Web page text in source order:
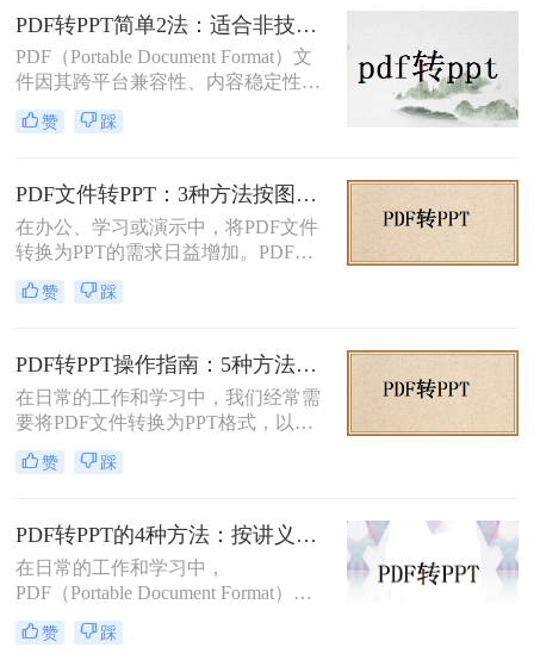
辑功能和动态展示效果。那么PDF如
何转PPT呢？本文将介绍三种将PDF
转换为PPT的方法，帮助您轻松完成
这一任务。
PDF转PPT简单2法：适合非技术用户的快速操作流程！
PDF（Portable Document Format）文
件因其跨平台兼容性、内容稳定性和
不易被篡改的特性，在文档分享、存
档和打印中得到了广泛应用。然而，
PPT（PowerPoint）格式，以便进行演
示、编辑或团队协作。那么PDF怎么
转换成PPT呢？本文将介绍两种将
PDF转换成PPT的方法。
赞 踩
PDF文件转PPT：3种方法按图文复杂度的转换精度排名！
在办公、学习或演示中，将PDF文件
转换为PPT的需求日益增加。PDF格
式虽然适合文档共享，但若需编辑或
重新排版内容，转换为PPT会更灵
本文将介绍几种简单实用的方法，帮
助您高效完成转换。
赞 踩
PDF转PPT操作指南：5种方法的具体操作流程和参数设置！
在日常的工作和学习中，我们经常需
要将PDF文件转换为PPT格式，以便
进行演示或编辑。PDF文件以其固定
格式和跨平台的优势而广受欢迎，但
和动态展示效果。那么pdf转ppt怎么
操作呢？本文将介绍五种将PDF转换
为PPT的方法，帮助您轻松完成这一
任务。
赞 踩
PDF转PPT的4种方法：按讲义、合同、报告3种文件类型选！
在日常的工作和学习中，
PDF（Portable Document Format）因
其格式稳定、跨平台兼容等优点而广
泛应用。然而，在某些场合下，我们
赞 踩